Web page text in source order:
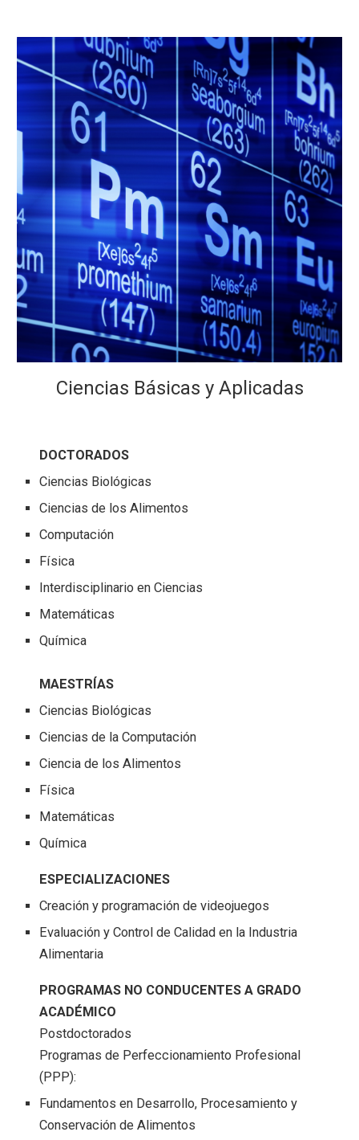
Ciencias Básicas y Aplicadas
DOCTORADOS
Ciencias Biológicas
Ciencias de los Alimentos
Computación
Física
Interdisciplinario en Ciencias
Matemáticas
Química
MAESTRÍAS
Ciencias Biológicas
Ciencias de la Computación
Ciencia de los Alimentos
Física
Matemáticas
Química
ESPECIALIZACIONES
Creación y programación de videojuegos
Evaluación y Control de Calidad en la Industria
Alimentaria
PROGRAMAS NO CONDUCENTES A GRADO
ACADÉMICO
Postdoctorados
Programas de Perfeccionamiento Profesional
(PPP):
Fundamentos en Desarrollo, Procesamiento y
Conservación de Alimentos